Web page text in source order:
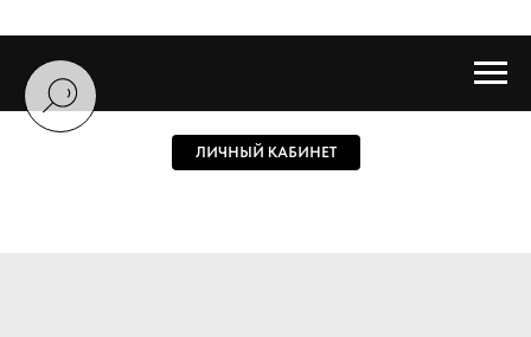
ЛИЧНЫЙ КАБИНЕТ